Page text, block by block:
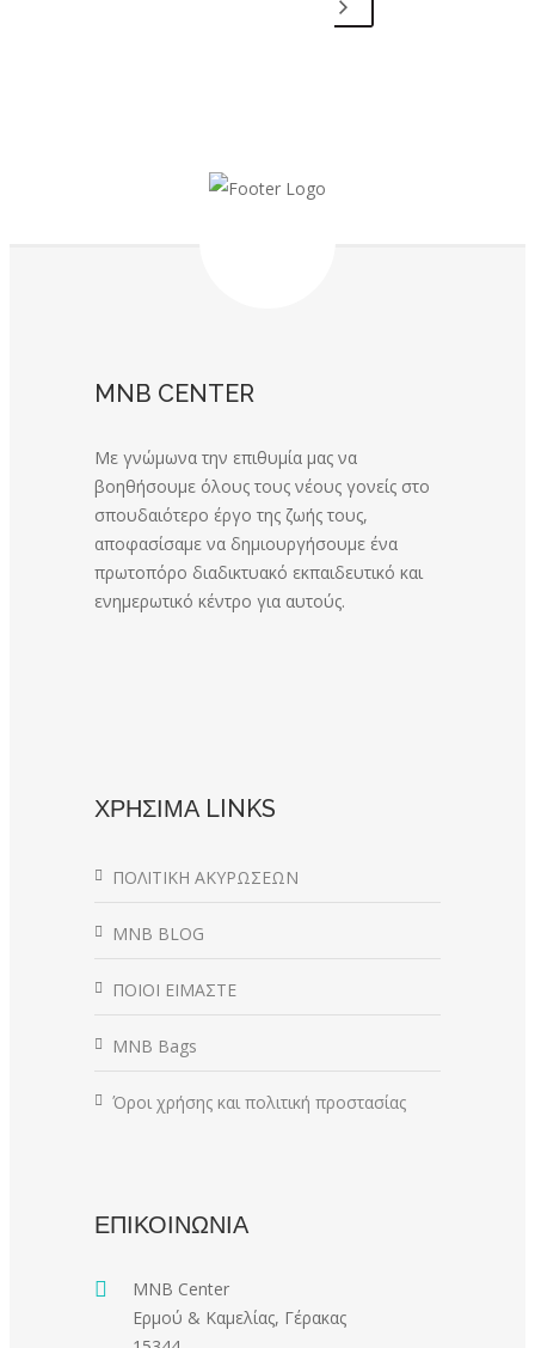
MNB CENTER
Με γνώμωνα την επιθυμία μας να
βοηθήσουμε όλους τους νέους γονείς στο
σπουδαιότερο έργο της ζωής τους,
αποφασίσαμε να δημιουργήσουμε ένα
πρωτοπόρο διαδικτυακό εκπαιδευτικό και
ενημερωτικό κέντρο για αυτούς.
ΧΡΗΣΙΜΑ LINKS
ΠΟΛΙΤΙΚΗ ΑΚΥΡΩΣΕΩΝ
MNB BLOG
ΠΟΙΟΙ ΕΙΜΑΣΤΕ
MNB Bags
Όροι χρήσης και πολιτική προστασίας
ΕΠΙΚΟΙΝΩΝΙΑ
MNB Center
Ερμού & Καμελίας, Γέρακας